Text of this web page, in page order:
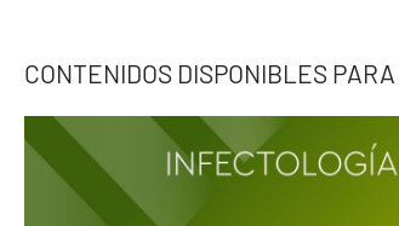
CONTENIDOS DISPONIBLES